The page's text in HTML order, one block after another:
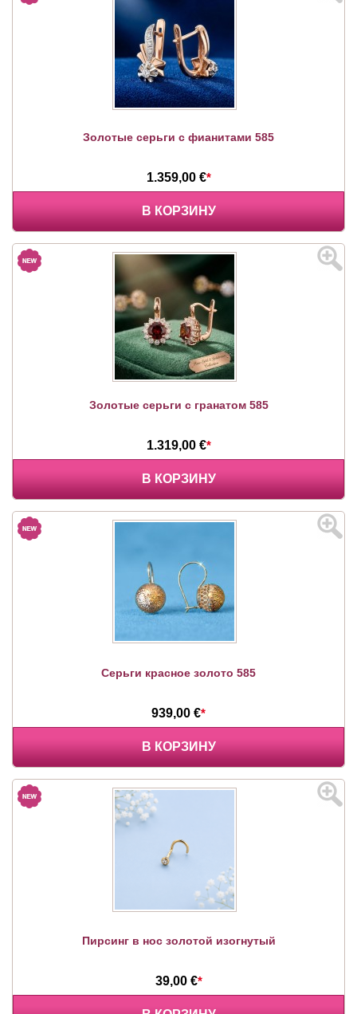
Золотые серьги с фианитами 585
1.359,00 €*
В КОРЗИНУ
Золотые серьги с гранатом 585
1.319,00 €*
В КОРЗИНУ
Серьги красное золото 585
939,00 €*
В КОРЗИНУ
Пирсинг в нос золотой изогнутый
39,00 €*